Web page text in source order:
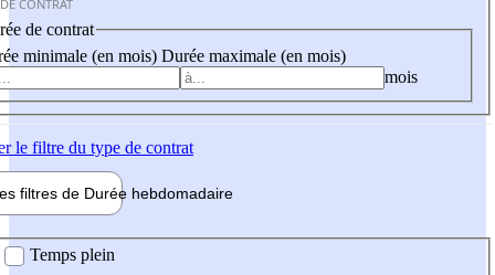
CONTRAT
de contrat
minimale (en mois) Durée maximale (en mois)
mois
le filtre du type de contrat
filtres de Durée hebdomadaire
Temps plein